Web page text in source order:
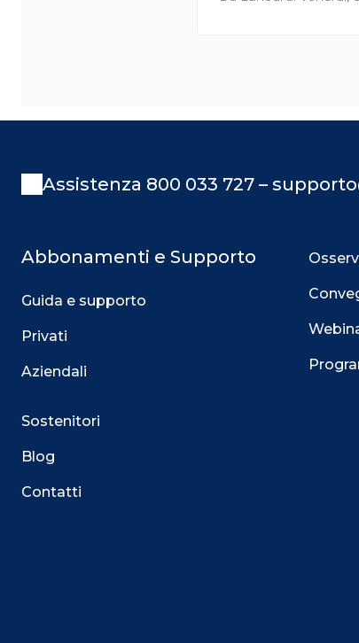
Assistenza 800 033 727 –
Abbonamenti e Supporto
Guida e supporto
Privati
Aziendali
Sostenitori
Blog
Contatti